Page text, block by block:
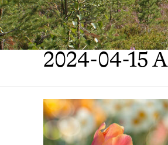
2024-04-15